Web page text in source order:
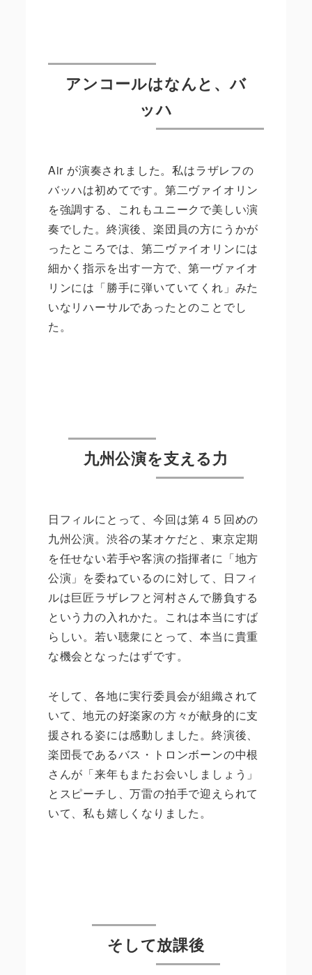
アンコールはなんと、バ
ッハ
Air が演奏されました。私はラザレフの
バッハは初めてです。第二ヴァイオリン
を強調する、これもユニークで美しい演
奏でした。終演後、楽団員の方にうかが
ったところでは、第二ヴァイオリンには
細かく指示を出す一方で、第一ヴァイオ
リンには「勝手に弾いていてくれ」みた
いなリハーサルであったとのことでし
た。
九州公演を支える力
日フィルにとって、今回は第４５回めの
九州公演。渋谷の某オケだと、東京定期
を任せない若手や客演の指揮者に「地方
公演」を委ねているのに対して、日フィ
ルは巨匠ラザレフと河村さんで勝負する
という力の入れかた。これは本当にすば
らしい。若い聴衆にとって、本当に貴重
な機会となったはずです。
そして、各地に実行委員会が組織されて
いて、地元の好楽家の方々が献身的に支
援される姿には感動しました。終演後、
楽団長であるバス・トロンボーンの中根
さんが「来年もまたお会いしましょう」
とスピーチし、万雷の拍手で迎えられて
いて、私も嬉しくなりました。
そして放課後